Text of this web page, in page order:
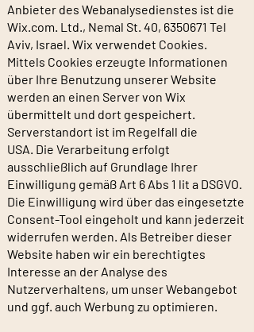
Anbieter des Webanalysedienstes ist die
Wix.com. Ltd., Nemal St. 40, 6350671 Tel
Aviv, Israel. Wix verwendet Cookies.
Mittels Cookies erzeugte Informationen
über Ihre Benutzung unserer Website
werden an einen Server von Wix
übermittelt und dort gespeichert.
Serverstandort ist im Regelfall die
USA. Die Verarbeitung erfolgt
ausschließlich auf Grundlage Ihrer
Einwilligung gemäß Art 6 Abs 1 lit a DSGVO.
Die Einwilligung wird über das eingesetzte
Consent-Tool eingeholt und kann jederzeit
widerrufen werden. Als Betreiber dieser
Website haben wir ein berechtigtes
Interesse an der Analyse des
Nutzerverhaltens, um unser Webangebot
und ggf. auch Werbung zu optimieren.